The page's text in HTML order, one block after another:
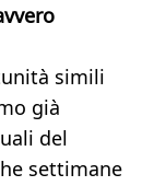
simili
già
del
settimane